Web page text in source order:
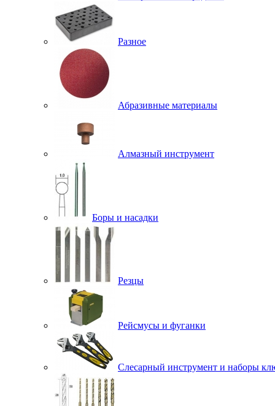
Разное
Абразивные материалы
Алмазный инструмент
Боры и насадки
Резцы
Рейсмусы и фуганки
Слесарный инструмент и наборы